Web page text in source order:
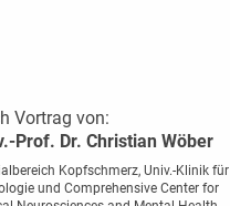
Vortrag von:
Prof. Dr. Christian Wöber
Kopfschmerz, Univ.-Klinik für
und Comprehensive Center for